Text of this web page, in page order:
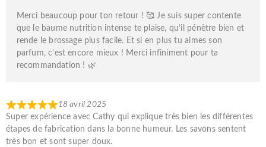
Merci beaucoup pour ton retour ! 🥰 Je suis super contente
que le baume nutrition intense te plaise, qu’il pénètre bien et
rende le brossage plus facile. Et si en plus tu aimes son
parfum, c’est encore mieux ! Merci infiniment pour ta
recommandation ! 🌿
18 avril 2025
Super expérience avec Cathy qui explique très bien les différentes
étapes de fabrication dans la bonne humeur. Les savons sentent
très bon et sont super doux.